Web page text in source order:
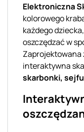
Elektroniczna
kolorowego
każdego
oszczędzać w
Zaprojektowana
interaktywna
skarbonki, sejfu